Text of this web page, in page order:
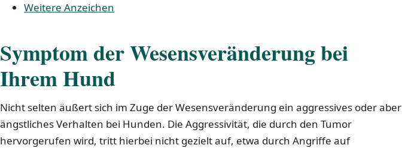
Weitere Anzeichen
Symptom der Wesensveränderung bei
Ihrem Hund
Nicht selten äußert sich im Zuge der Wesensveränderung ein aggressives oder aber
ängstliches Verhalten bei Hunden. Die Aggressivität, die durch den Tumor
hervorgerufen wird, tritt hierbei nicht gezielt auf, etwa durch Angriffe auf